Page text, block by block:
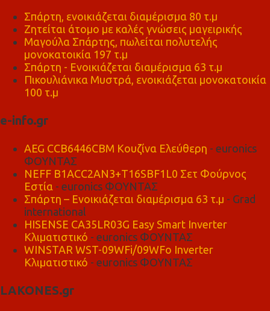
Σπάρτη, ενοικιάζεται διαμέρισμα 80 τ.μ
Ζητείται άτομο με καλές γνώσεις μαγειρικής
Μαγούλα Σπάρτης, πωλείται πολυτελής
μονοκατοικία 197 τ.μ
Σπάρτη - Ενοικιάζεται διαμέρισμα 63 τ.μ
Πικουλιάνικα Μυστρά, ενοικιάζεται μονοκατοικία
100 τ.μ
e-info.gr
AEG CCB6446CBM Κουζίνα Ελεύθερη - euronics
ΦΟΥΝΤΑΣ
NEFF B1ACC2AN3+T16SBF1L0 Σετ Φούρνος
Εστία - euronics ΦΟΥΝΤΑΣ
Σπάρτη – Ενοικιάζεται διαμέρισμα 63 τ.μ - Grad
international
HISENSE CA35LR03G Easy Smart Inverter
Κλιματιστικό - euronics ΦΟΥΝΤΑΣ
WINSTAR WST-09WFi/09WFo Inverter
Κλιματιστικό - euronics ΦΟΥΝΤΑΣ
LAKONES.gr